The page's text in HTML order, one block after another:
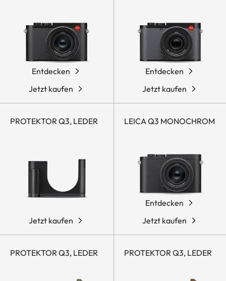
Entdecken
Jetzt kaufen
Entdecken
Jetzt kaufen
PROTEKTOR Q3, LEDER
Jetzt kaufen
LEICA Q3 MONOCHROM
Entdecken
Jetzt kaufen
PROTEKTOR Q3, LEDER PROTEKTOR Q3, LEDER